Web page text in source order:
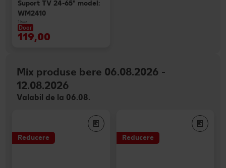
Suport TV 24-65" model:
WM2410
1 buc
Doar
119,00
Mix produse bere 06.08.2026 -
12.08.2026
Valabil de la 06.08.
Reducere Reducere